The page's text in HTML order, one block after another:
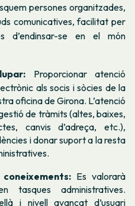
persones organitzades,
comunicatives, facilitat per
d’endinsar-se en el món
Proporcionar atenció
als socis i sòcies de la
oficina de Girona. L’atenció
de tràmits (altes, baixes,
canvis d’adreça, etc.),
i donar suport a la resta
Es valorarà
tasques administratives.
i nivell avançat d’usuari